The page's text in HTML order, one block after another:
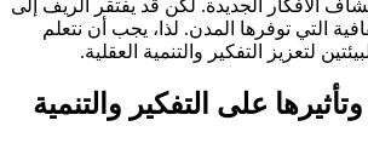
الأفكار الجديدة. لكن قد يفتقر الريف إلى
التي توفرها المدن. لذا، يجب أن نتعلم
لتعزيز التفكير والتنمية العقلية.
وتأثيرها على التفكير والتنمية